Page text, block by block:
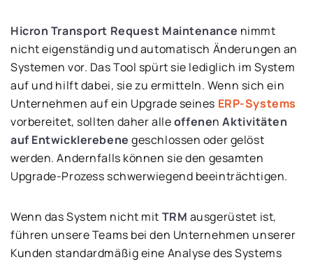
Hicron Transport Request Maintenance nimmt
nicht eigenständig und automatisch Änderungen an
Systemen vor. Das Tool spürt sie lediglich im System
auf und hilft dabei, sie zu ermitteln. Wenn sich ein
Unternehmen auf ein Upgrade seines ERP-Systems
vorbereitet, sollten daher alleoffenen Aktivitäten
auf Entwicklerebene geschlossen oder gelöst
werden. Andernfalls können sie den gesamten
Upgrade-Prozess schwerwiegend beeinträchtigen.
Wenn das System nicht mit TRM ausgerüstet ist,
führen unsere Teams bei den Unternehmen unserer
Kunden standardmäßig eine Analyse des Systems